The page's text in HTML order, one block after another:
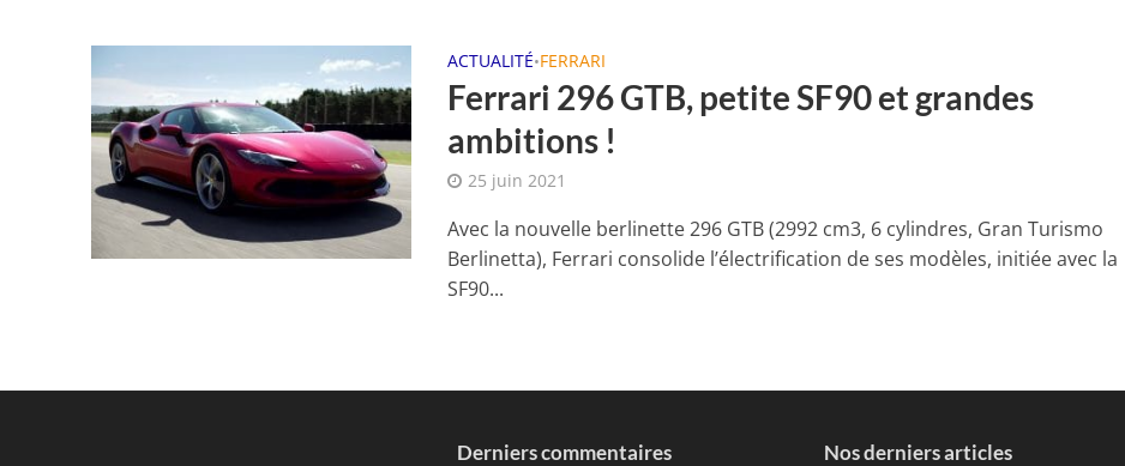
ACTUALITÉ•FERRARI
Ferrari 296 GTB, petite SF90 et grandes
ambitions !
25 juin 2021
Avec la nouvelle berlinette 296 GTB (2992 cm3, 6 cylindres, Gran Turismo
Berlinetta), Ferrari consolide l’électrification de ses modèles, initiée avec la
SF90...
Derniers commentaires Nos derniers articles